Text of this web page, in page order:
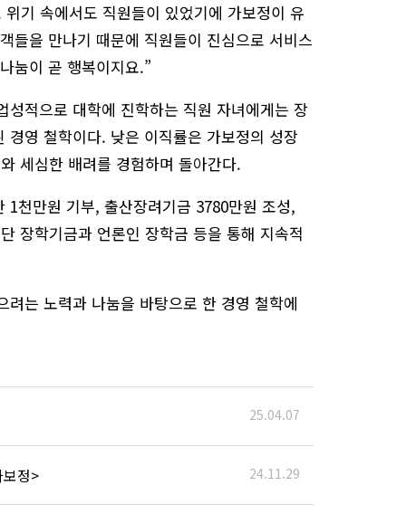
기 속에서도 직원들이 있었기에 가보정이 유
들을 만나기 때문에 직원들이 진심으로 서비스
눔이 곧 행복이지요.”
적으로 대학에 진학하는 직원 자녀에게는 장
영 철학이다. 낮은 이직률은 가보정의 성장
세심한 배려를 경험하며 돌아간다.
천만원 기부, 출산장려기금 3780만원 조성,
장학기금과 언론인 장학금 등을 통해 지속적
는 노력과 나눔을 바탕으로 한 경영 철학에
25.04.07
정> 24.11.29